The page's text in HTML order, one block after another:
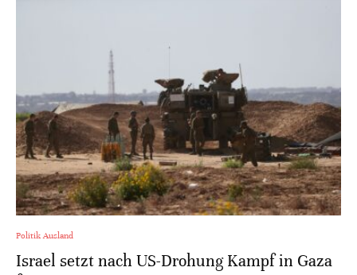
Politik Ausland
Israel setzt nach US-Drohung Kampf in Gaza